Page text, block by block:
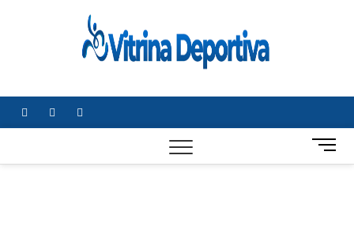
facebooktwitterinstagram
B
o